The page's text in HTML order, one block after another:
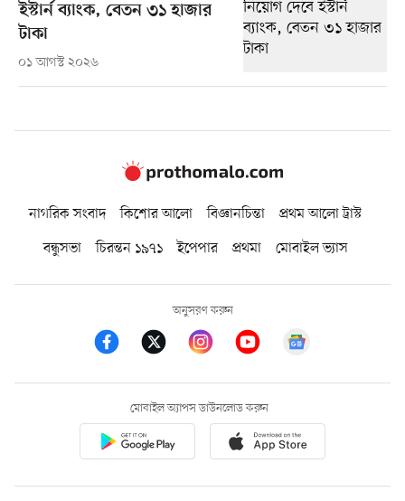
ইস্টার্ন ব্যাংক, বেতন ৩১ হাজার
টাকা
০১ আগস্ট ২০২৬
নাগরিক সংবাদ কিশোর আলো বিজ্ঞানচিন্তা
প্রথম আলো ট্রাস্ট
বন্ধুসভা
চিরন্তন ১৯৭১ ইপেপার প্রথমা মোবাইল ভ্যাস
অনুসরণ করুন
মোবাইল অ্যাপস ডাউনলোড করুন